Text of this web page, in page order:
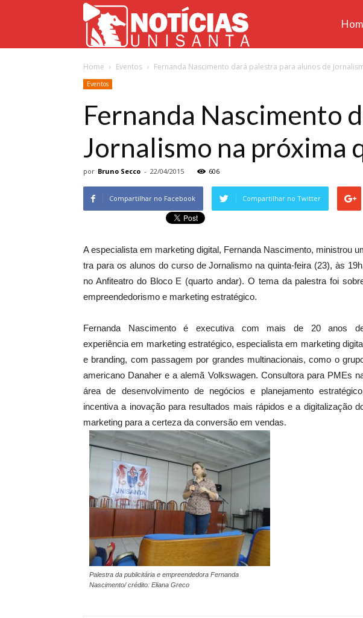
Unisanta
Home Eventos Fernanda Nascimento dará palestra para alunos de
Eventos
Fernanda Nascimento
Jornalismo na próxima
por Bruno Secco - 22/04/2015 606
Compartilhar no Facebook Compartilhar no Twitter
A especialista em marketing digital, Fernanda Nascimento, ministrou
tra para os alunos do curso de Jornalismo na quinta-feira (23), às
no Anfiteatro do Bloco E (quarto andar). O tema da palestra foi
empreendedorismo e marketing estratégico.
Fernanda Nascimento é executiva com mais de 20 anos
experiência em marketing estratégico, especialista em marketing
e branding, com passagem por grandes multinacionais, como o
americano Danaher e a alemã Volkswagen. Consultora para PMEs
área de desenvolvimento de negócios e planejamento
incentiva a inovação para resultados mais rápidos e a digitalização
marketing para a certeza da conversão em vendas.
Palestra da publicitária e empreendedora Fernanda
Nascimento/ crédito: Eliana Greco